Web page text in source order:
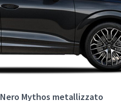
Nero Mythos metallizzato